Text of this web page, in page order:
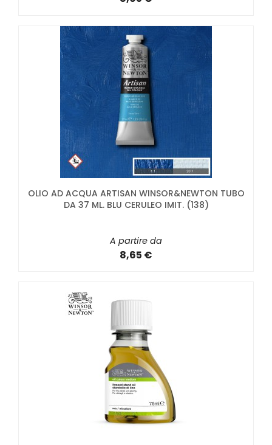
OLIO AD ACQUA ARTISAN WINSOR&NEWTON TUBO
DA 37 ML. BLU CERULEO IMIT. (138)
A partire da
8,65 €